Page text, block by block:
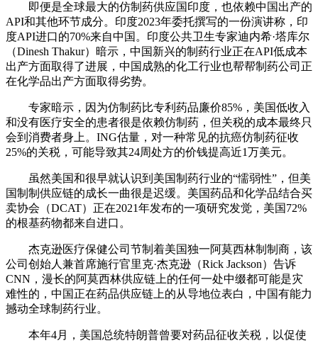
即便是全球最大的仿制药供应国印度，也依赖中国出产的
API和其他环节成分。印度2023年委托撰写的一份演讲称，印
度API进口的70%来自中国。印度公共卫生专家迪内希·塔库尔
（Dinesh Thakur）暗示，中国新兴的制药行业正在API低成本
出产方面取得了进展，中国成熟的化工行业也帮帮制药公司正
在化学品出产方面取得劣势。
专家暗示，因为仿制药比专利药品廉价85%，美国低收入
和没有医疗安全的患者很是依赖仿制药，但关税的成本最终只
会到消费者身上。ING估量，对一种常见的抗癌仿制药征收
25%的关税，可能导致其24周处方的价钱提高近1万美元。
虽然美国和很早就认识到美国制药行业的“懦弱性”，但美
国制制供应链的成长一曲很是迟缓。美国药品和化学品结合买
卖协会（DCAT）正在2021年发布的一项研究发觉，美国72%
的根基药物都来自进口。
杰克逊医疗保健公司节制着美国独一阿莫西林制制商，该
公司创始人兼首席施行官里克·杰克逊（Rick Jackson）告诉
CNN，漫长的阿莫西林供应链上的任何一处中缀都可能是灾
难性的，中国正在药品供应链上的从导地位表白，中国有能力
撼动全球制药行业。
本年4月，美国总统特朗普曾要对药品征收关税，以促使